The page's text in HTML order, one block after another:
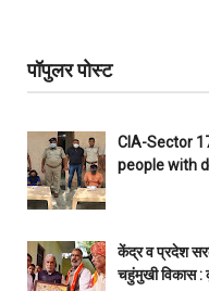
पॉपुलर पोस्ट
CIA-Sector
people with
केंद्र व प्रदेश
चहुंमुखी विकास :